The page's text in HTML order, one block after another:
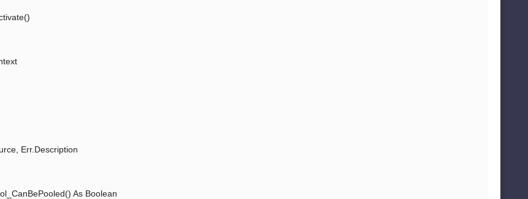
Err.Description
As Boolean